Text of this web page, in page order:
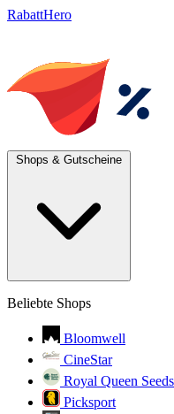
RabattHero
Beliebte Shops
Bloomwell
CineStar
Royal Queen Seeds
Picksport